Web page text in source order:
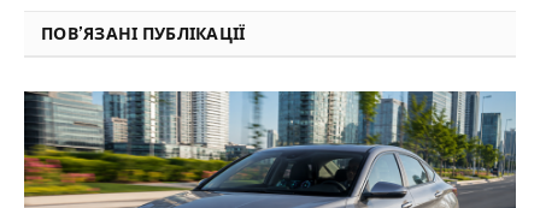
ПОВ’ЯЗАНІ ПУБЛІКАЦІЇ